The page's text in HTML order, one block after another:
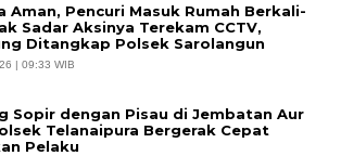
Aman, Pencuri Masuk Rumah Berkali-
Sadar Aksinya Terekam CCTV,
Ditangkap Polsek Sarolangun
| 09:33 WIB
Sopir dengan Pisau di Jembatan Aur
Telanaipura Bergerak Cepat
Pelaku